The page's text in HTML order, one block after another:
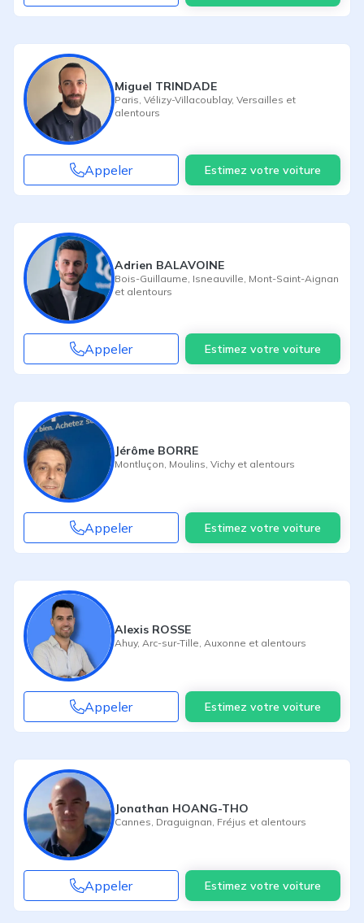
Miguel TRINDADE
Paris Vélizy-Villacoublay, Versailles et
alentours
Appeler Estimez votre voiture
Adrien BALAVOINE
Bois-Guillaume Isneauville Mont-Saint-Aignan
et alentours
Appeler Estimez votre voiture
Jérôme BORRE
Montluçon Moulins Vichy et alentours
Appeler Estimez votre voiture
Alexis ROSSE
Ahuy, Arc-sur-Tille Auxonne et alentours
Appeler Estimez votre voiture
Jonathan HOANG-THO
Cannes Draguignan Fréjus et alentours
Appeler Estimez votre voiture